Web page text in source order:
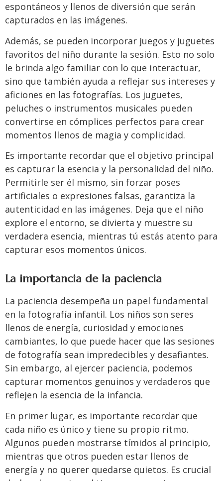
espontáneos y llenos de diversión que serán
capturados en las imágenes.
Además, se pueden incorporar juegos y juguetes
favoritos del niño durante la sesión. Esto no solo
le brinda algo familiar con lo que interactuar,
sino que también ayuda a reflejar sus intereses y
aficiones en las fotografías. Los juguetes,
peluches o instrumentos musicales pueden
convertirse en cómplices perfectos para crear
momentos llenos de magia y complicidad.
Es importante recordar que el objetivo principal
es capturar la esencia y la personalidad del niño.
Permitirle ser él mismo, sin forzar poses
artificiales o expresiones falsas, garantiza la
autenticidad en las imágenes. Deja que el niño
explore el entorno, se divierta y muestre su
verdadera esencia, mientras tú estás atento para
capturar esos momentos únicos.
La importancia de la paciencia
La paciencia desempeña un papel fundamental
en la fotografía infantil. Los niños son seres
llenos de energía, curiosidad y emociones
cambiantes, lo que puede hacer que las sesiones
de fotografía sean impredecibles y desafiantes.
Sin embargo, al ejercer paciencia, podemos
capturar momentos genuinos y verdaderos que
reflejen la esencia de la infancia.
En primer lugar, es importante recordar que
cada niño es único y tiene su propio ritmo.
Algunos pueden mostrarse tímidos al principio,
mientras que otros pueden estar llenos de
energía y no querer quedarse quietos. Es crucial